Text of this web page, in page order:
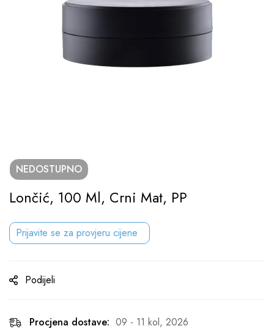
NEDOSTUPNO
Lončić, 100 Ml, Crni Mat, PP
Prijavite se za provjeru cijene
Podijeli
Procjena dostave: 09 - 11 kol, 2026